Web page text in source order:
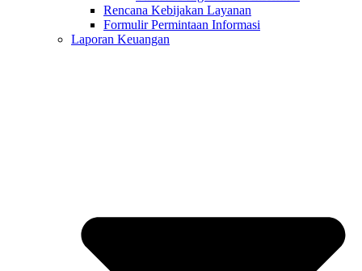
Rencana Kebijakan Layanan
Formulir Permintaan Informasi
Laporan Keuangan